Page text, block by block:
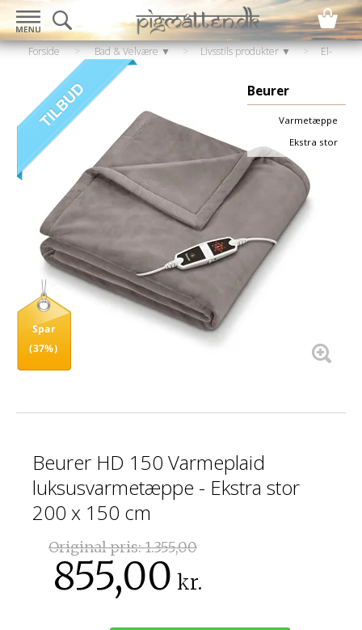
Forside > Bad & Velvære ▼ > Livsstils produkter ▼ >
El-
Varmeplaid / fodvarmere
Beurer
Varmetæppe
Ekstra stor
Spar
(37%)
Beurer HD 150 Varmeplaid
luksusvarmetæppe - Ekstra stor
200 x 150 cm
Original pris:1.355,00
855,00 kr.